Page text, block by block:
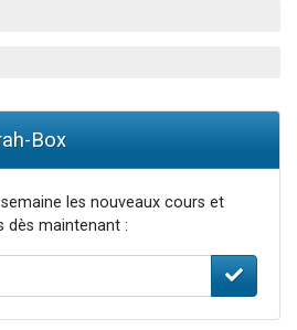
49 places pour étudier en groupe sur Zoom
viennent de faire un don pour Événements Torah-Box
Box
les nouveaux cours et
dès maintenant :